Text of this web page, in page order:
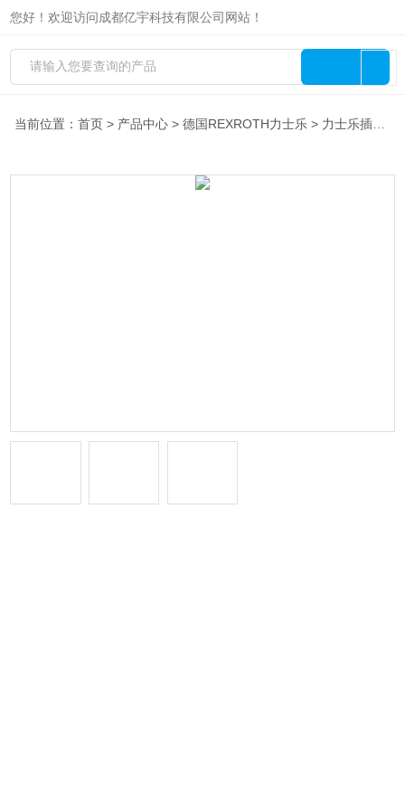
您好！欢迎访问成都亿宇科技有限公司网站！
当前位置：首页 > 产品中心 >德国REXROTH力士乐 > 力士乐插装阀